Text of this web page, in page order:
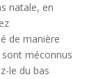
natale, en
de manière
méconnus
le du bas